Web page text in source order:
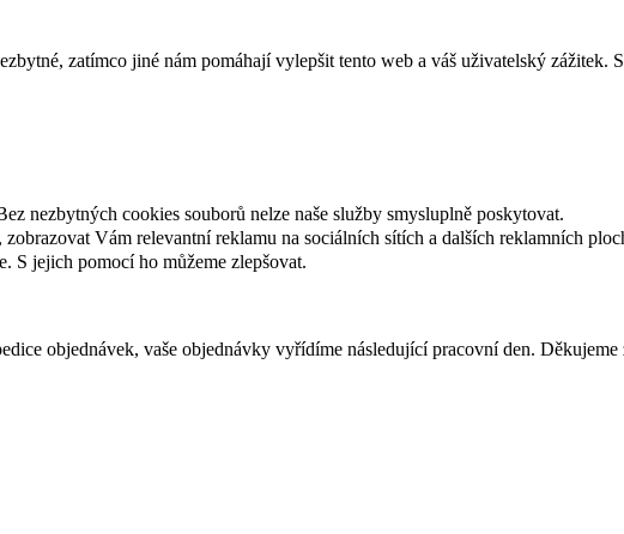
zatímco jiné nám pomáhají vylepšit tento web a váš uživatelský zážitek.
nezbytných cookies souborů nelze naše služby smysluplně poskytovat.
Vám relevantní reklamu na sociálních sítích a dalších reklamních
S jejich pomocí ho můžeme zlepšovat.
objednávek, vaše objednávky vyřídíme následující pracovní den. Děkujeme